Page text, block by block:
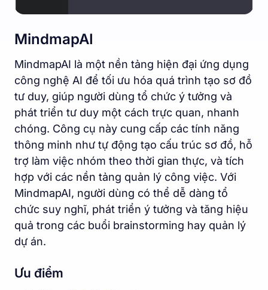
MindmapAI
MindmapAI là một nền tảng hiện đại ứng dụng
công nghệ AI để tối ưu hóa quá trình tạo sơ đồ
tư duy, giúp người dùng tổ chức ý tưởng và
phát triển tư duy một cách trực quan, nhanh
chóng. Công cụ này cung cấp các tính năng
thông minh như tự động tạo cấu trúc sơ đồ, hỗ
trợ làm việc nhóm theo thời gian thực, và tích
hợp với các nền tảng quản lý công việc. Với
MindmapAI, người dùng có thể dễ dàng tổ
chức suy nghĩ, phát triển ý tưởng và tăng hiệu
quả trong các buổi brainstorming hay quản lý
dự án.
Ưu điểm